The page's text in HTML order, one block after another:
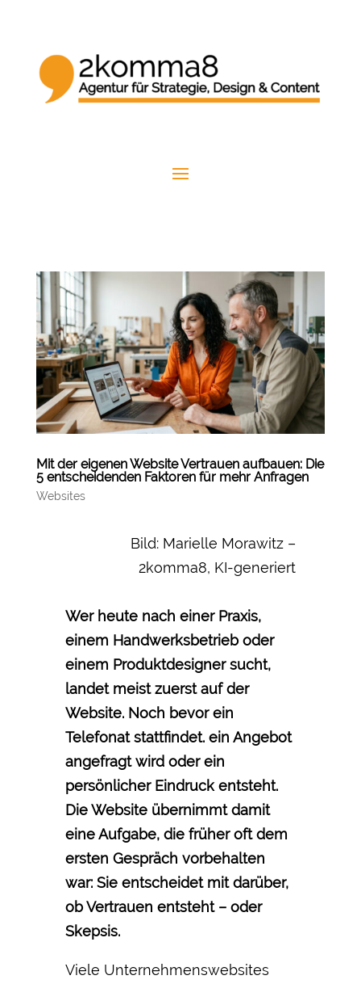
Mit der eigenen Website Vertrauen aufbauen: Die
5 entscheidenden Faktoren für mehr Anfragen
Websites
Bild: Marielle Morawitz –
2komma8, KI-generiert
Wer heute nach einer Praxis,
einem Handwerksbetrieb oder
einem Produktdesigner sucht,
landet meist zuerst auf der
Website. Noch bevor ein
Telefonat stattfindet. ein Angebot
angefragt wird oder ein
persönlicher Eindruck entsteht.
Die Website übernimmt damit
eine Aufgabe, die früher oft dem
ersten Gespräch vorbehalten
war: Sie entscheidet mit darüber,
ob Vertrauen entsteht – oder
Skepsis.
Viele Unternehmenswebsites